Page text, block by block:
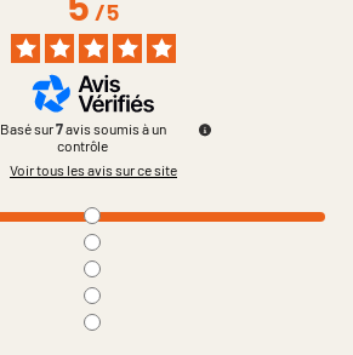
/5
Basé sur7avis soumis à un
contrôle
Voir tous les avis sur ce site